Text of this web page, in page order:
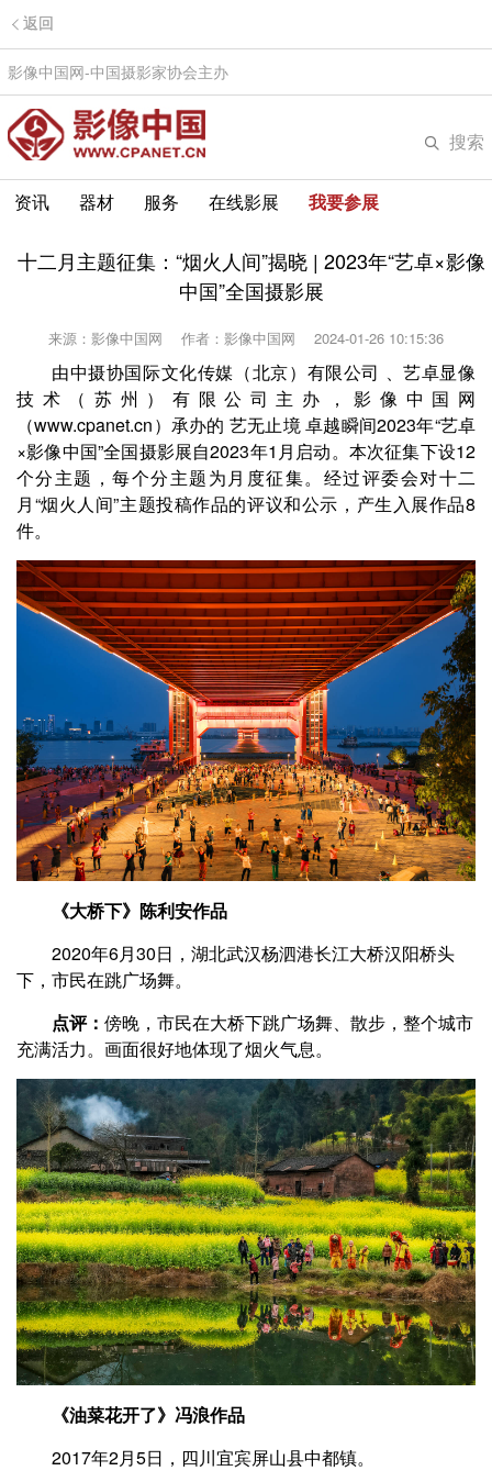
返回
影像中国网-中国摄影家协会主办
搜索
资讯 器材 服务 在线影展 我要参展
十二月主题征集：“烟火人间”揭晓 | 2023年“艺卓×影像
中国”全国摄影展
来源：影像中国网 作者：影像中国网 2024-01-26 10:15:36
由中摄协国际文化传媒（北京）有限公司 、艺卓显像
技术（苏州）有限公司主办，影像中国网
（www.cpanet.cn）承办的 艺无止境 卓越瞬间2023年“艺卓
×影像中国”全国摄影展自2023年1月启动。本次征集下设12
个分主题，每个分主题为月度征集。经过评委会对十二
月“烟火人间”主题投稿作品的评议和公示，产生入展作品8
件。
《大桥下》陈利安作品
2020年6月30日，湖北武汉杨泗港长江大桥汉阳桥头
下，市民在跳广场舞。
点评： 傍晚，市民在大桥下跳广场舞、散步，整个城市
充满活力。画面很好地体现了烟火气息。
《油菜花开了》冯浪作品
2017年2月5日，四川宜宾屏山县中都镇。